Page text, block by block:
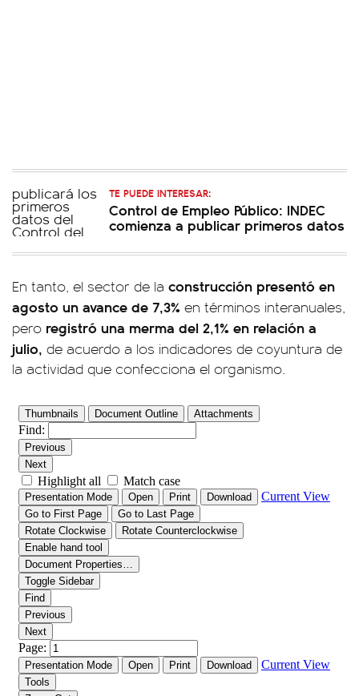
TE PUEDE INTERESAR:
Control de Empleo Público: INDEC
comienza a publicar primeros datos
En tanto, el sector de la construcción presentó en
agosto un avance de 7,3% en términos interanuales,
pero registró una merma del 2,1% en relación a
julio, de acuerdo a los indicadores de coyuntura de
la actividad que confecciona el organismo.